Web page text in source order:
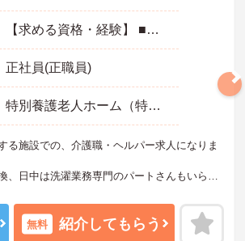
【求める資格・経験】 ■普通自動車免許をお持ちの方
正社員(正職員)
特別養護老人ホーム（特養）
る施設での、介護職・ヘルパー求人になりま
、日中は洗濯業務専門のパートさんもいらっ
につきましては、お気軽にお問合せくださ
無料 紹介してもらう